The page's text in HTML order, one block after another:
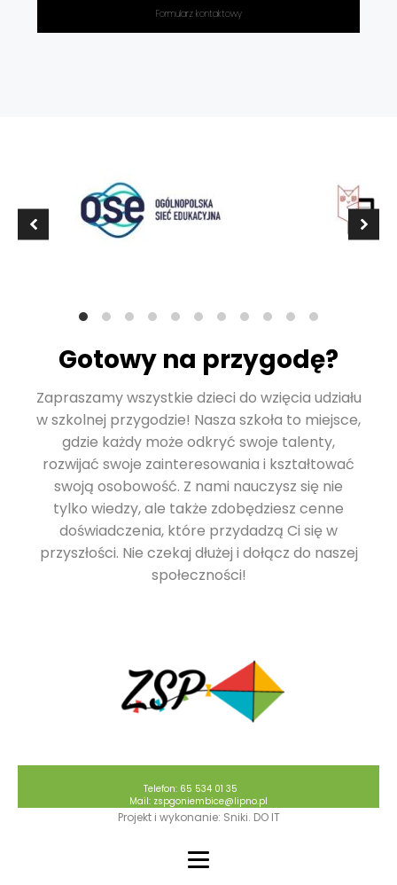
Formularz kontaktowy
Gotowy na przygodę?
Zapraszamy wszystkie dzieci do wzięcia udziału
w szkolnej przygodzie! Nasza szkoła to miejsce,
gdzie każdy może odkryć swoje talenty,
rozwijać swoje zainteresowania i kształtować
swoją osobowość. Z nami nauczysz się nie
tylko wiedzy, ale także zdobędziesz cenne
doświadczenia, które przydadzą Ci się w
przyszłości. Nie czekaj dłużej i dołącz do naszej
społeczności!
Telefon: 65 534 01 35
Mail: zspgoniembice@lipno.pl
Projekt i wykonanie: Sniki. DO IT